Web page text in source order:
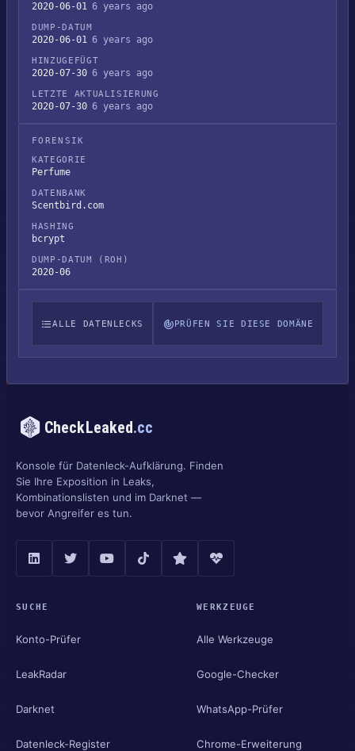
2020-06-01 6 years ago
DUMP-DATUM
2020-06-01 6 years ago
HINZUGEFÜGT
2020-07-30 6 years ago
LETZTE AKTUALISIERUNG
2020-07-30 6 years ago
FORENSIK
KATEGORIE
Perfume
DATENBANK
Scentbird.com
HASHING
bcrypt
DUMP-DATUM (ROH)
2020-06
ALLE DATENLECKS PRÜFEN SIE DIESE DOMÄNE
CheckLeaked.cc
Konsole für Datenleck-Aufklärung. Finden
Sie Ihre Exposition in Leaks,
Kombinationslisten und im Darknet —
bevor Angreifer es tun.
SUCHE
Konto-Prüfer
LeakRadar
Darknet
Datenleck-Register
WERKZEUGE
Alle Werkzeuge
Google-Checker
WhatsApp-Prüfer
Chrome-Erweiterung